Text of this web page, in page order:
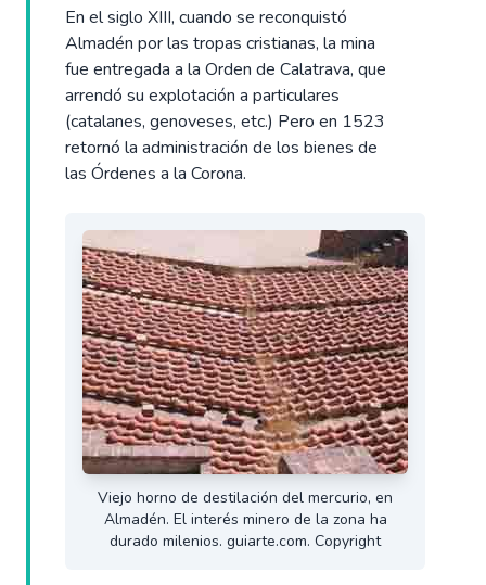
En el siglo XIII, cuando se reconquistó
Almadén por las tropas cristianas, la mina
fue entregada a la Orden de Calatrava, que
arrendó su explotación a particulares
(catalanes, genoveses, etc.) Pero en 1523
retornó la administración de los bienes de
las Órdenes a la Corona.
Viejo horno de destilación del mercurio, en
Almadén. El interés minero de la zona ha
durado milenios. guiarte.com. Copyright